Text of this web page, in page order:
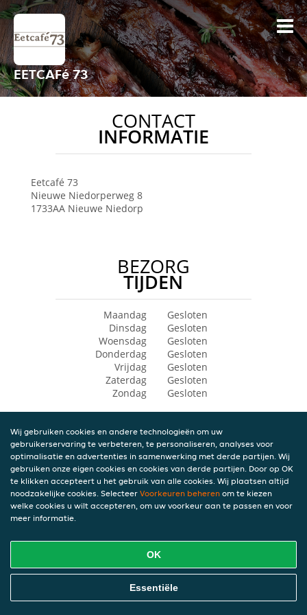
EETCAFé 73
CONTACT
INFORMATIE
Eetcafé 73
Nieuwe Niedorperweg 8
1733AA Nieuwe Niedorp
BEZORG
TIJDEN
Maandag
Gesloten
Dinsdag
Gesloten
Woensdag
Gesloten
Donderdag
Gesloten
Vrijdag
Gesloten
Zaterdag
Gesloten
Zondag
Gesloten
Wij gebruiken cookies en andere technologieën om uw
gebruikerservaring te verbeteren, te personaliseren, analyses voor
optimalisatie en advertenties in samenwerking met derde partijen. Wij
gebruiken onze eigen cookies en cookies van derde partijen. Door op OK
te klikken accepteert u het gebruik van alle cookies. Wij plaatsen altijd
noodzakelijke cookies. Selecteer Voorkeuren beheren om te kiezen
welke cookies u wilt accepteren, om uw voorkeur aan te passen en voor
meer informatie.
OK
Essentiële